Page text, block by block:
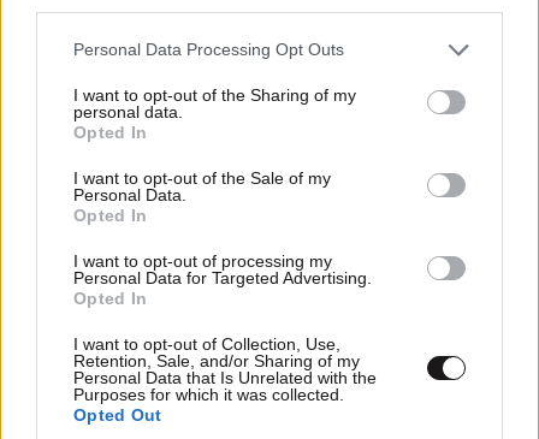
Please note that this website/app uses one or more Google
not limited to your visit or usage behaviour. You may click to
grant or deny consent to Google and its third-party tags to
use your data for below specified purposes in below Google
consent section.
Personal Data Processing Opt Outs
I want to opt-out of the Sharing of my
personal data.
Opted In
I want to opt-out of the Sale of my
Personal Data.
Opted In
I want to opt-out of processing my
Personal Data for Targeted Advertising.
Opted In
I want to opt-out of Collection, Use,
Retention, Sale, and/or Sharing of my
Personal Data that Is Unrelated with the
Purposes for which it was collected.
Opted Out
4 Ασκήσεις, 10 Λεπτά – Η ιδανική προπόνηση
ενδυνάμωσης για όλο το σώμα εάν ο χρόνος